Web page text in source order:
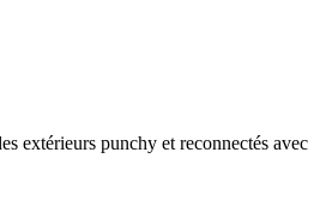
extérieurs punchy et reconnectés avec